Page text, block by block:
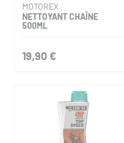
MOTOREX
NETTOYANT CHAÎNE
500ML
19,90 €